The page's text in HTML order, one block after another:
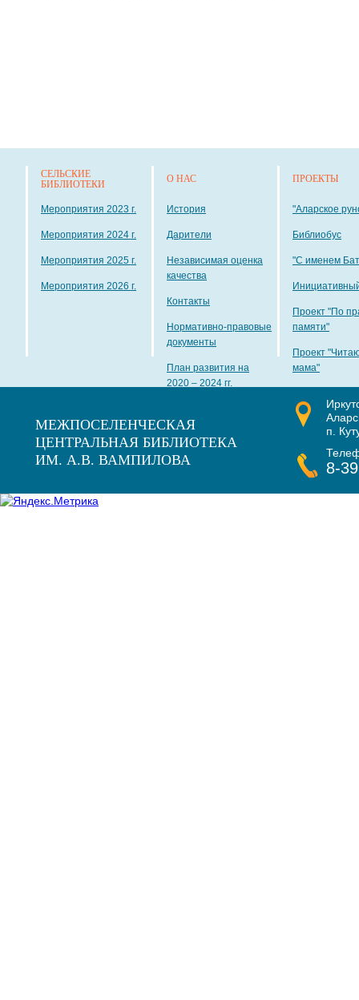
СЕЛЬСКИЕ
БИБЛИОТЕКИ
Мероприятия 2023 г.
Мероприятия 2024 г.
Мероприятия 2025 г.
Мероприятия 2026 г.
О НАС
История
Дарители
Независимая оценка
качества
Контакты
Нормативно-правовые
документы
План развития на
2020 – 2024 гг.
ПРОЕКТЫ
"Аларское
Библиобус
"С именем
Проект "По
памяти"
Проект
мама"
МЕЖПОСЕЛЕНЧЕСКАЯ
ЦЕНТРАЛЬНАЯ БИБЛИОТЕКА
ИМ. А.В. ВАМПИЛОВА
п.
8-